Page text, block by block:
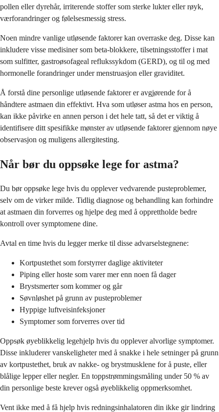
pollen eller dyrehår, irriterende stoffer som sterke lukter eller røyk,
værforandringer og følelsesmessig stress.
Noen mindre vanlige utløsende faktorer kan overraske deg. Disse kan
inkludere visse medisiner som beta-blokkere, tilsetningsstoffer i mat
som sulfitter, gastroøsofageal reflukssykdom (GERD), og til og med
hormonelle forandringer under menstruasjon eller graviditet.
Å forstå dine personlige utløsende faktorer er avgjørende for å
håndtere astmaen din effektivt. Hva som utløser astma hos en person,
kan ikke påvirke en annen person i det hele tatt, så det er viktig å
identifisere ditt spesifikke mønster av utløsende faktorer gjennom nøye
observasjon og muligens allergitesting.
Når bør du oppsøke lege for astma?
Du bør oppsøke lege hvis du opplever vedvarende pusteproblemer,
selv om de virker milde. Tidlig diagnose og behandling kan forhindre
at astmaen din forverres og hjelpe deg med å opprettholde bedre
kontroll over symptomene dine.
Avtal en time hvis du legger merke til disse advarselstegnene:
Kortpustethet som forstyrrer daglige aktiviteter
Piping eller hoste som varer mer enn noen få dager
Brystsmerter som kommer og går
Søvnløshet på grunn av pusteproblemer
Hyppige luftveisinfeksjoner
Symptomer som forverres over tid
Oppsøk øyeblikkelig legehjelp hvis du opplever alvorlige symptomer.
Disse inkluderer vanskeligheter med å snakke i hele setninger på grunn
av kortpustethet, bruk av nakke- og brystmusklene for å puste, eller
blålige lepper eller negler. En toppstrømmingsmåling under 50 % av
din personlige beste krever også øyeblikkelig oppmerksomhet.
Vent ikke med å få hjelp hvis redningsinhalatoren din ikke gir lindring